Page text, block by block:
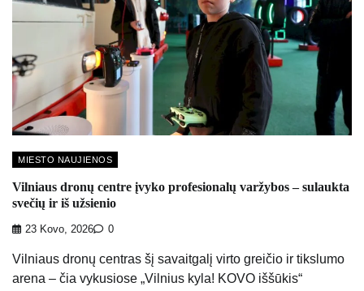
MIESTO NAUJIENOS
Vilniaus dronų centre įvyko profesionalų varžybos – sulaukta
svečių ir iš užsienio
23 Kovo, 2026 0
Vilniaus dronų centras šį savaitgalį virto greičio ir tikslumo
arena – čia vykusiose „Vilnius kyla! KOVO iššūkis“